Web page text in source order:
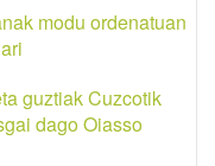
modu ordenatuan
guztiak Cuzcotik
dago Oiasso